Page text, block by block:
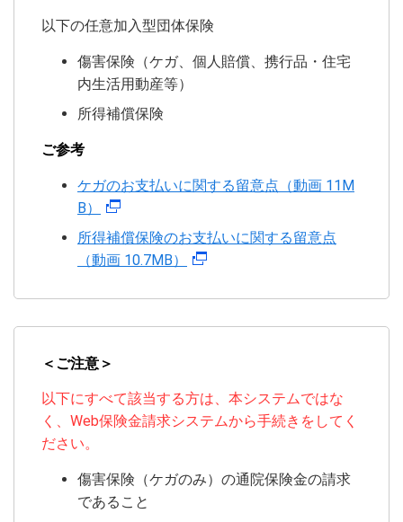
以下の任意加入型団体保険
傷害保険（ケガ、個人賠償、携行品・住宅
内生活用動産等）
所得補償保険
ご参考
ケガのお支払いに関する留意点（動画 11M
B）
所得補償保険のお支払いに関する留意点
（動画 10.7MB）
＜ご注意＞
以下にすべて該当する方は、本システムではな
く、Web保険金請求システムから手続きをしてく
ださい。
傷害保険（ケガのみ）の通院保険金の請求
であること